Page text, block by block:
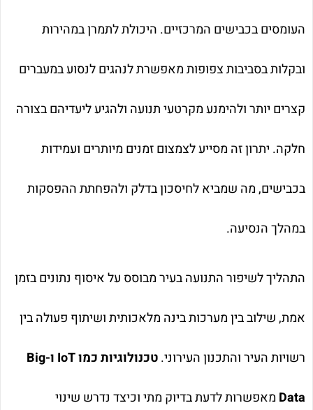
העומסים בכבישים המרכזיים. היכולת לתמרן במהירות
ובקלות בסביבות צפופות מאפשרת לנהגים לנסוע במעברים
קצרים יותר ולהימנע מקרטעי תנועה ולהגיע ליעדיהם בצורה
חלקה. יתרון זה מסייע לצמצום זמנים מיותרים ועמידות
בכבישים, מה שמביא לחיסכון בדלק ולהפחתת ההפסקות
במהלך הנסיעה.
התהליך לשיפור התנועה בעיר מבוסס על איסוף נתונים בזמן
אמת, שילוב בין מערכות בינה מלאכותית ושיתוף פעולה בין
רשויות העיר והתכנון העירוני. טכנולוגיות כמו IoT ו-Big
Data מאפשרות לדעת בדיוק מתי וכיצד נדרש שינוי